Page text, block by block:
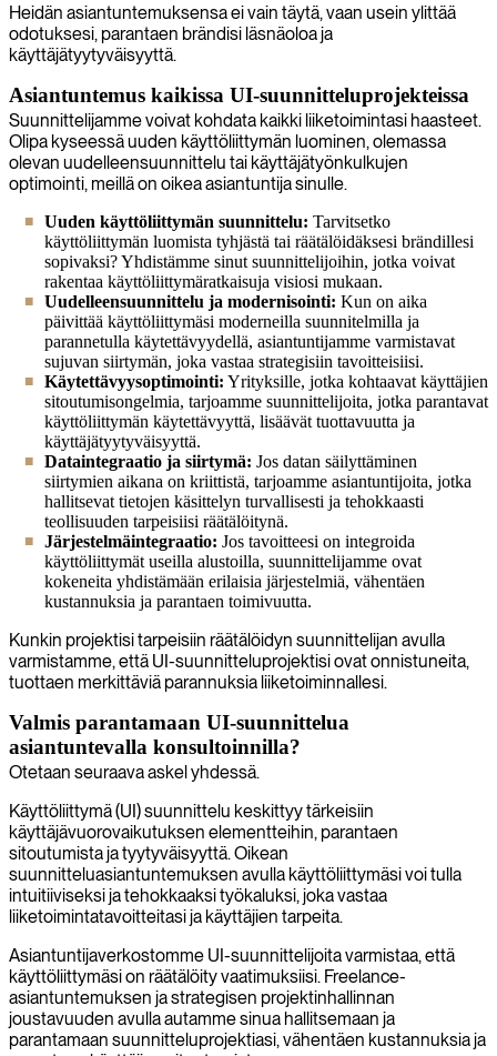
Heidän asiantuntemuksensa ei vain täytä, vaan usein ylittää
odotuksesi, parantaen brändisi läsnäoloa ja
käyttäjätyytyväisyyttä.
Asiantuntemus kaikissa UI-suunnitteluprojekteissa
Suunnittelijamme voivat kohdata kaikki liiketoimintasi haasteet.
Olipa kyseessä uuden käyttöliittymän luominen, olemassa
olevan uudelleensuunnittelu tai käyttäjätyönkulkujen
optimointi, meillä on oikea asiantuntija sinulle.
Uuden käyttöliittymän suunnittelu: Tarvitsetko
käyttöliittymän luomista tyhjästä tai räätälöidäksesi brändillesi
sopivaksi? Yhdistämme sinut suunnittelijoihin, jotka voivat
rakentaa käyttöliittymäratkaisuja visiosi mukaan.
Uudelleensuunnittelu ja modernisointi: Kun on aika
päivittää käyttöliittymäsi moderneilla suunnitelmilla ja
parannetulla käytettävyydellä, asiantuntijamme varmistavat
sujuvan siirtymän, joka vastaa strategisiin tavoitteisiisi.
Käytettävyysoptimointi: Yrityksille, jotka kohtaavat käyttäjien
sitoutumisongelmia, tarjoamme suunnittelijoita, jotka parantavat
käyttöliittymän käytettävyyttä, lisäävät tuottavuutta ja
käyttäjätyytyväisyyttä.
Dataintegraatio ja siirtymä: Jos datan säilyttäminen
siirtymien aikana on kriittistä, tarjoamme asiantuntijoita, jotka
hallitsevat tietojen käsittelyn turvallisesti ja tehokkaasti
teollisuuden tarpeisiisi räätälöitynä.
Järjestelmäintegraatio: Jos tavoitteesi on integroida
käyttöliittymät useilla alustoilla, suunnittelijamme ovat
kokeneita yhdistämään erilaisia järjestelmiä, vähentäen
kustannuksia ja parantaen toimivuutta.
Kunkin projektisi tarpeisiin räätälöidyn suunnittelijan avulla
varmistamme, että UI-suunnitteluprojektisi ovat onnistuneita,
tuottaen merkittäviä parannuksia liiketoiminnallesi.
Valmis parantamaan UI-suunnittelua
asiantuntevalla konsultoinnilla?
Otetaan seuraava askel yhdessä.
Käyttöliittymä (UI) suunnittelu keskittyy tärkeisiin
käyttäjävuorovaikutuksen elementteihin, parantaen
sitoutumista ja tyytyväisyyttä. Oikean
suunnitteluasiantuntemuksen avulla käyttöliittymäsi voi tulla
intuitiiviseksi ja tehokkaaksi työkaluksi, joka vastaa
liiketoimintatavoitteitasi ja käyttäjien tarpeita.
Asiantuntijaverkostomme UI-suunnittelijoita varmistaa, että
käyttöliittymäsi on räätälöity vaatimuksiisi. Freelance-
asiantuntemuksen ja strategisen projektinhallinnan
joustavuuden avulla autamme sinua hallitsemaan ja
parantamaan suunnitteluprojektiasi, vähentäen kustannuksia ja